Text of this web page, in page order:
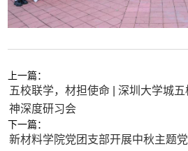
上一篇：
五校联学，材担使命 | 深圳大学城
神深度研习会
下一篇：
新材料学院党团支部开展中秋主题